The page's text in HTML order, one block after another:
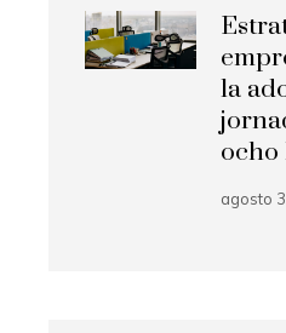
la
ocho
agosto